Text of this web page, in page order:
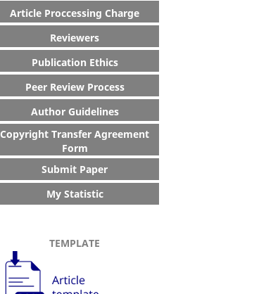
Article Proccessing Charge
Reviewers
Publication Ethics
Peer Review Process
Author Guidelines
Copyright Transfer Agreement
Form
Submit Paper
My Statistic
TEMPLATE